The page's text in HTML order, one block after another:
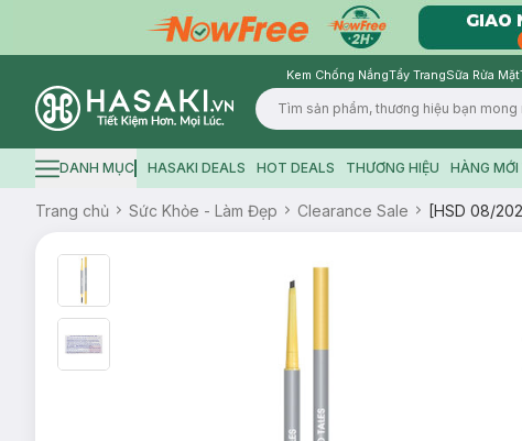
Kem Chống NắngTẩy TrangSữa Rửa Mặt
Logo
Hamburger icon
DANH MỤC HASAKI DEALS HOT DEALS THƯƠNG HIỆU HÀNG MỚI
Trang chủ Sức Khỏe - Làm Đẹp Clearance Sale [HSD 08/